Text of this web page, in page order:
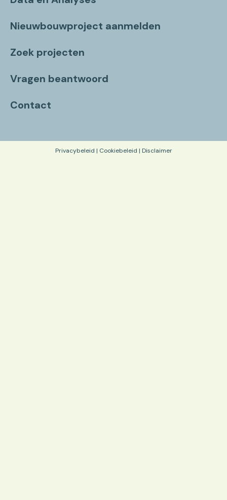
Nieuwbouwproject aanmelden
Zoek projecten
Vragen beantwoord
Contact
Privacybeleid | Cookiebeleid | Disclaimer